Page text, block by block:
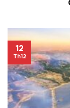
12
Th12